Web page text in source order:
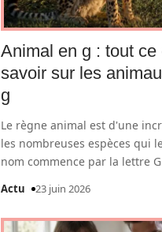
Animal en g : tout
savoir sur les
g
Le règne animal est d'une
les nombreuses espèces qui
nom commence par la lettre G
Actu 23 juin 2026